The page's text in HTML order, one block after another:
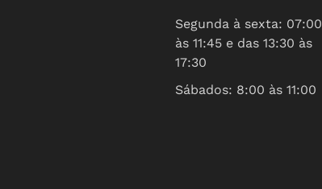
Segunda à sexta: 07:00
às 11:45 e das 13:30 às
17:30
Sábados: 8:00 às 11:00